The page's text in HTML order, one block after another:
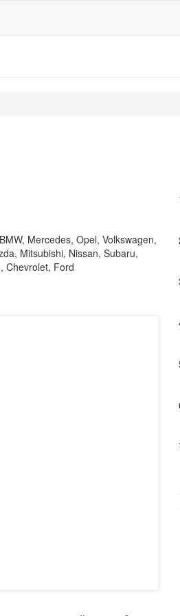
Mercedes, Opel, Volkswagen,
Mitsubishi, Nissan, Subaru,
Chevrolet, Ford